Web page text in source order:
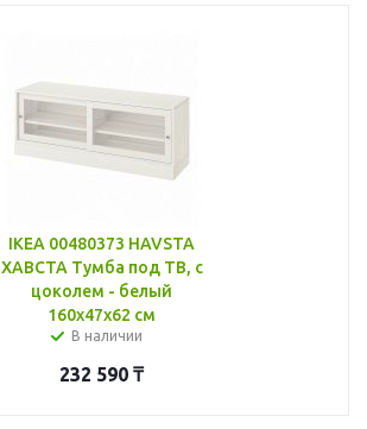
IKEA 00480373 HAVSTA
ХАВСТА Тумба под ТВ, с
цоколем - белый
160x47x62 см
В наличии
232 590 ₸